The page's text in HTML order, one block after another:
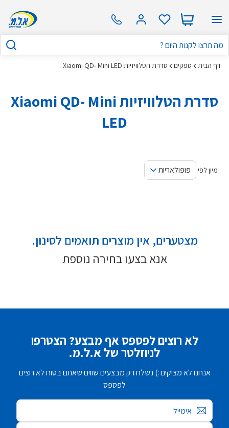
דף הבית ספקים סדרת הטלוויזיות Xiaomi QD- Mini LED
סדרת הטלוויזיות Xiaomi QD- Mini
LED
מיון לפי: פופולאריות
מצטערים, אין מוצרים תואמים לסינון.
אנא בצעו בחירה נוספת
לא רוצים לפספס אף מבצע? הצטרפו
לניוזלטר של א.ל.מ.
אנחנו לא מציקים :) נשלח רק מבצעים שווים שאתם בטוח לא רוצים
לפספס
אימייל